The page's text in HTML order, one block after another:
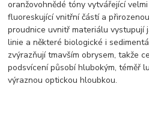
oranžovohnědé tóny vytvářející
fluoreskující vnitřní částí a
proudnice uvnitř materiálu vystupují
linie a některé biologické i
zvýrazňují tmavším obrysem, takže
podsvícení působí hlubokým, téměř
výraznou optickou hloubkou.